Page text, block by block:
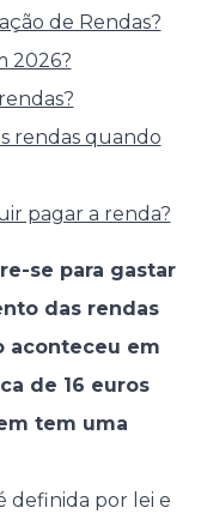
de Rendas?
2026?
rendas quando
pagar a renda?
se para gastar
das rendas
aconteceu em
de 16 euros
tem uma
definida por lei e